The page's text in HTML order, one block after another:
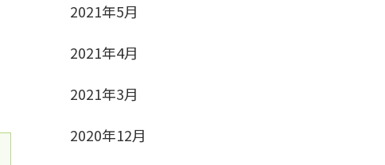
2021年5月
2021年4月
2021年3月
2020年12月